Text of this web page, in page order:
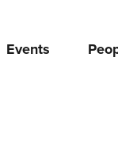
Events